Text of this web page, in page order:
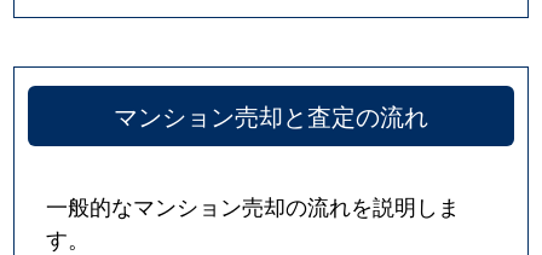
マンション売却と査定の流れ
一般的なマンション売却の流れを説明しま
す。